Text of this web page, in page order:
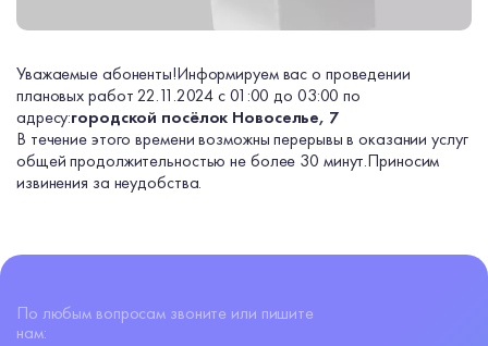
Уважаемые абоненты!Информируем вас о проведении
плановых работ 22.11.2024 с 01:00 до 03:00 по
адресу:городской посёлок Новоселье, 7
В течение этого времени возможны перерывы в оказании услуг
общей продолжительностью не более 30 минут.Приносим
извинения за неудобства.
По любым вопросам звоните или пишите
нам: